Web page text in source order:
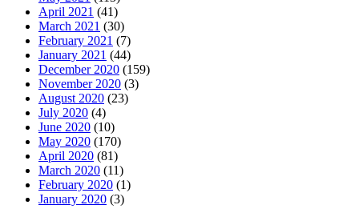
April 2021 (41)
March 2021 (30)
February 2021 (7)
January 2021 (44)
December 2020 (159)
November 2020 (3)
August 2020 (23)
July 2020 (4)
June 2020 (10)
May 2020 (170)
April 2020 (81)
March 2020 (11)
February 2020 (1)
January 2020 (3)